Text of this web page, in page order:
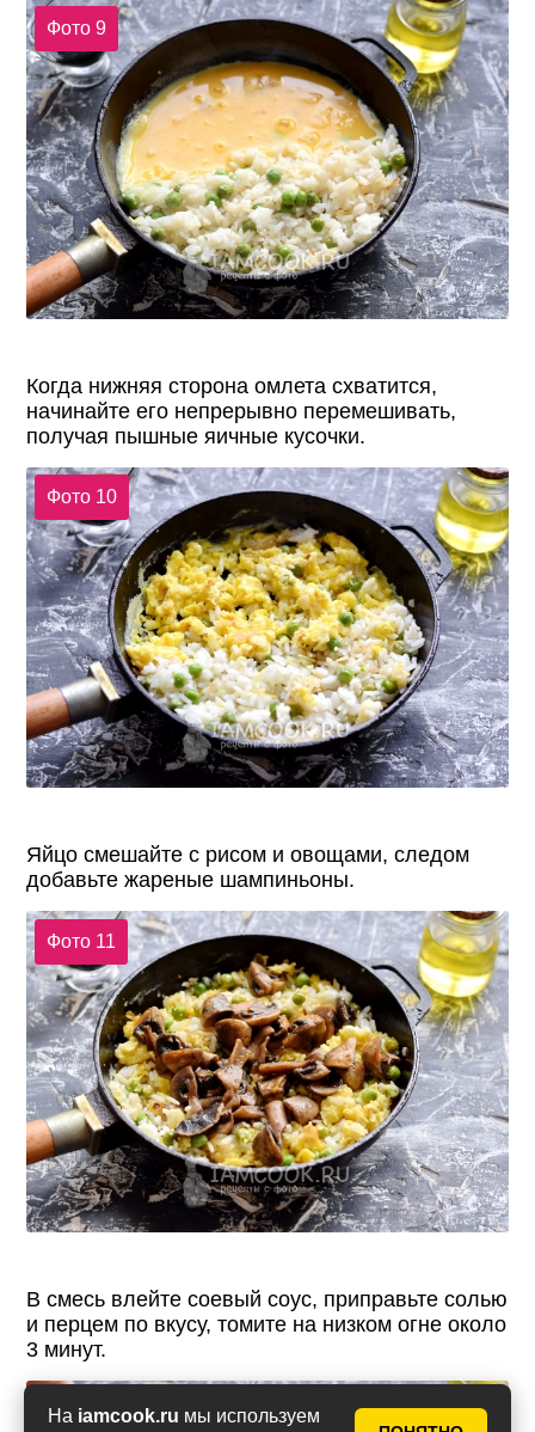
На iamcook.ru мы используем
Фото 9
Когда нижняя сторона омлета схватится,
начинайте его непрерывно перемешивать,
получая пышные яичные кусочки.
Фото 10
Яйцо смешайте с рисом и овощами, следом
добавьте жареные шампиньоны.
Фото 11
В смесь влейте соевый соус, приправьте солью
и перцем по вкусу, томите на низком огне около
3 минут.
Фото 12